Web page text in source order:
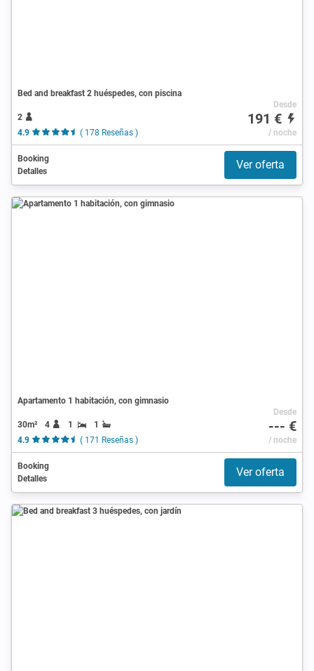
Bed and breakfast 2 huéspedes, con piscina
2
4.9
( 178 Reseñas )
Desde
191 €
/ noche
Booking
Detalles
Ver oferta
Apartamento 1 habitación, con gimnasio
30m² 4 1
1
4.9
( 171 Reseñas )
Desde
--- €
/ noche
Booking
Detalles
Ver oferta